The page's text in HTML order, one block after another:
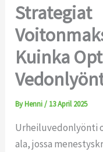
Strategiat
Kuinka
ByHenni/ 13 April 2025
Urheiluvedonlyönti
ala, jossa